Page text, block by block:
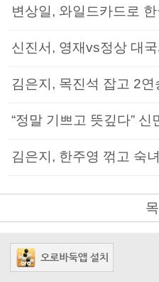
변상일, 와일드카드로
신진서, 영재vs정상 대
김은지, 목진석 잡고 2연
“정말 기쁘고 뜻깊다” 신
김은지, 한주영 꺾고 숙